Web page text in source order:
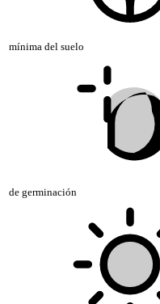
mínima del suelo
de germinación